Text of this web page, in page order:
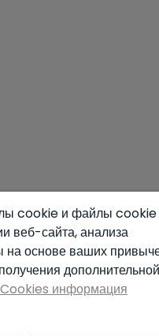
cookie и файлы cookie
веб-сайта, анализа
на основе ваших
дополнительной
информация